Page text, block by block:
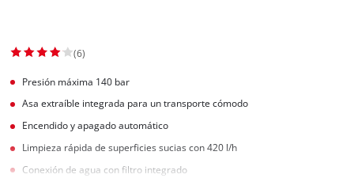
(6)
Presión máxima 140 bar
Asa extraíble integrada para un transporte cómodo
Encendido y apagado automático
Limpieza rápida de superficies sucias con 420 l/h
Conexión de agua con filtro integrado